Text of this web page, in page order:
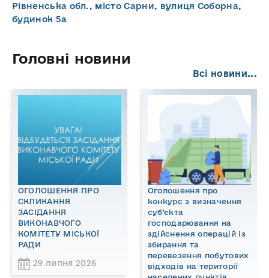
Рівненська обл., місто Сарни, вулиця Соборна,
будинок 5а
Головні новини
Всі новини...
ОГОЛОШЕННЯ ПРО
СКЛИКАННЯ
ЗАСІДАННЯ
ВИКОНАВЧОГО
КОМІТЕТУ МІСЬКОЇ
РАДИ
29 липня 2026
Оголошення про
конкурс з визначення
суб’єкта
господарювання на
здійснення операцій із
збирання та
перевезення побутових
відходів на території